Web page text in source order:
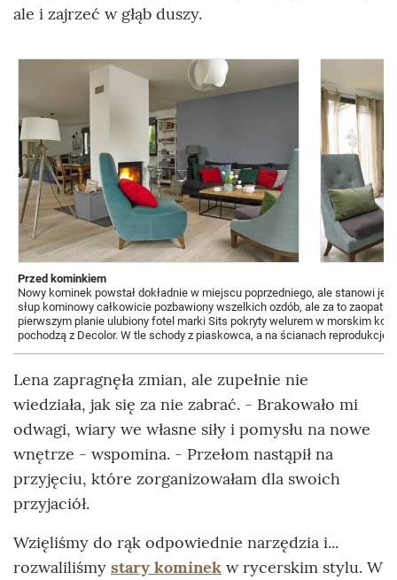
ale i zajrzeć w głąb duszy.
Przed kominkiem
Nowy kominek powstał dokładnie w miejscu poprzedniego, ale stanowi
słup kominowy całkowicie pozbawiony wszelkich ozdób, ale za to
pierwszym planie ulubiony fotel marki Sits pokryty welurem w morskim
pochodzą z Decolor. W tle schody z piaskowca, a na ścianach reprodukcje
Lena zapragnęła zmian, ale zupełnie nie
wiedziała, jak się za nie zabrać. - Brakowało mi
odwagi, wiary we własne siły i pomysłu na nowe
wnętrze - wspomina. - Przełom nastąpił na
przyjęciu, które zorganizowałam dla swoich
przyjaciół.
Wzięliśmy do rąk odpowiednie narzędzia i...
rozwaliliśmy stary kominek w rycerskim stylu. W